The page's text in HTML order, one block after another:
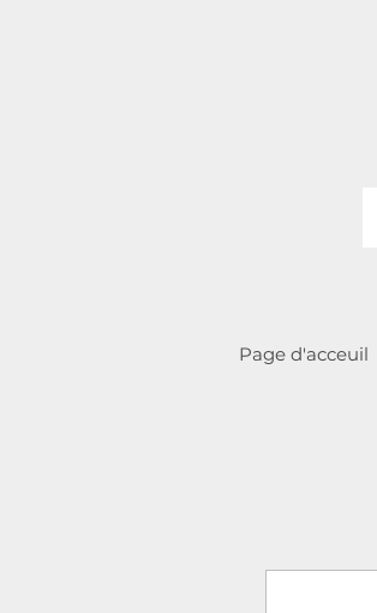
Page d'acceuil